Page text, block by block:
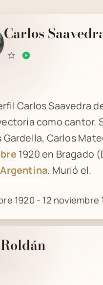
Carlos
Carlos Saavedra
como cantor.
Gardella, Carlos
1920 en Bragado
Argentina. Murió el.
1920 - 12 noviembre